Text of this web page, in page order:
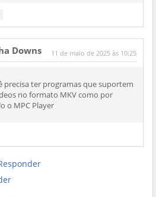
Downs 11 de maio de 2025 às 10:25
precisa ter programas que suportem
no formato MKV como por
o MPC Player